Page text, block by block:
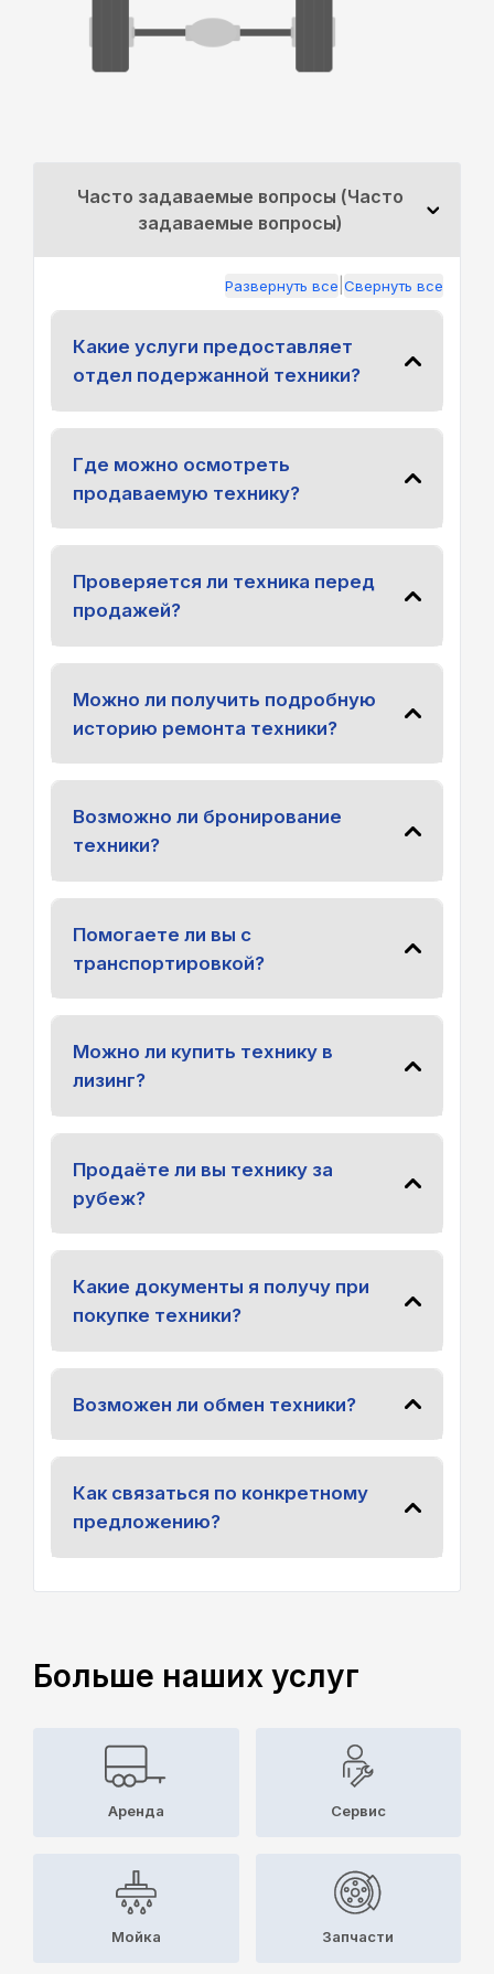
Часто задаваемые вопросы (Часто
задаваемые вопросы)
Развернуть все Свернуть все
Какие услуги предоставляет
отдел подержанной техники?
Где можно осмотреть
продаваемую технику?
Проверяется ли техника перед
продажей?
Можно ли получить подробную
историю ремонта техники?
Возможно ли бронирование
техники?
Помогаете ли вы с
транспортировкой?
Можно ли купить технику в
лизинг?
Продаёте ли вы технику за
рубеж?
Какие документы я получу при
покупке техники?
Возможен ли обмен техники?
Как связаться по конкретному
предложению?
Больше наших услуг
Аренда Cервис
Мойка Запчасти